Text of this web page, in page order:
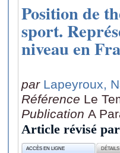
Position de
sport.
niveau en
par Lapeyroux,
Référence Le
Publication A
Article révisé
ACCÈS EN LIGNE DÉTAILS